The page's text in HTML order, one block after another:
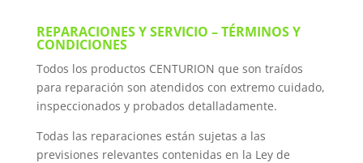
REPARACIONES Y SERVICIO – TÉRMINOS Y
CONDICIONES
Todos los productos CENTURION que son traídos
para reparación son atendidos con extremo cuidado,
inspeccionados y probados detalladamente.
Todas las reparaciones están sujetas a las
previsiones relevantes contenidas en la Ley de